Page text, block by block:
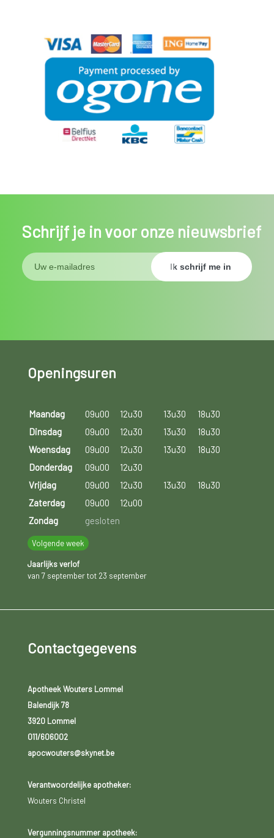
Schrijf je in voor onze nieuwsbrief
Openingsuren
Maandag 09u00 12u30 13u30
18u30
Dinsdag
09u00 12u30 13u30
18u30
Woensdag
09u00 12u30 13u30
18u30
Donderdag
09u00
12u30
Vrijdag
09u00 12u30 13u30
18u30
Zaterdag
09u00
12u00
Zondag
gesloten
Volgende week
Jaarlijks verlof
van 7 september tot 23 september
Contactgegevens
Apotheek Wouters Lommel
Balendijk 78
3920 Lommel
011/606002
apocwouters@skynet.be
Verantwoordelijke apotheker:
Wouters Christel
Vergunningsnummer apotheek: